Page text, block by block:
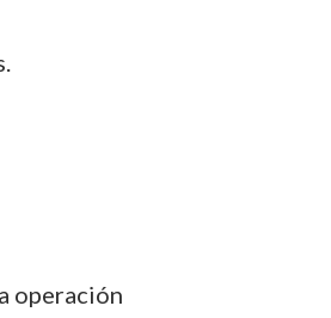
operación